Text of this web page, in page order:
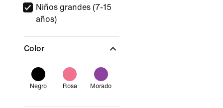
Niños grandes (7-15
años)
Color
Negro Rosa Morado